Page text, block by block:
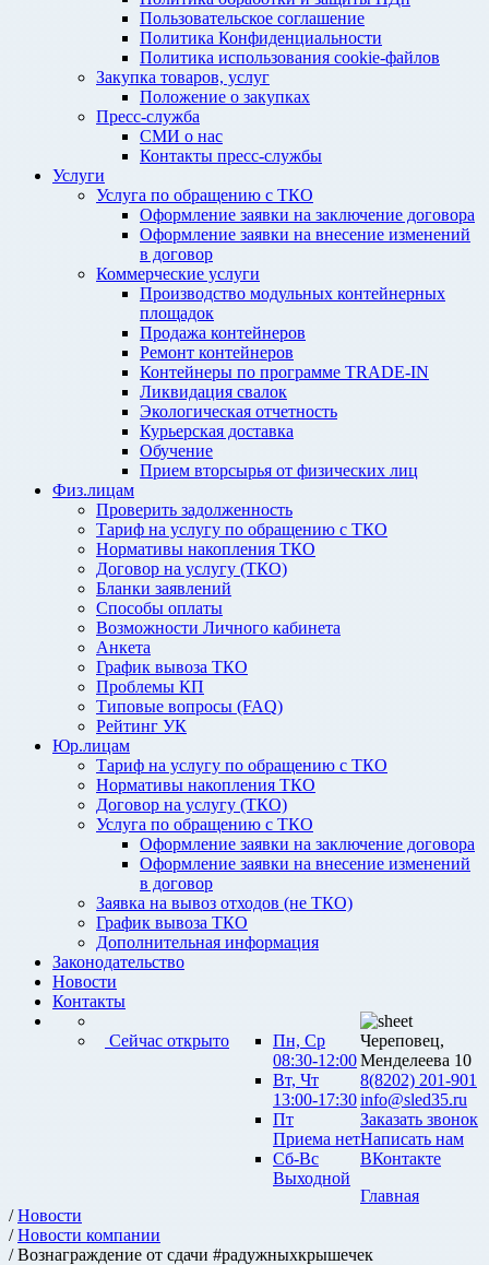
Пользовательское соглашение
Политика Конфиденциальности
Политика использования cookie-файлов
Закупка товаров, услуг
Положение о закупках
Пресс-служба
СМИ о нас
Контакты пресс-службы
Услуги
Услуга по обращению с ТКО
Оформление заявки на заключение договора
Оформление заявки на внесение изменений
в договор
Коммерческие услуги
Производство модульных контейнерных
площадок
Продажа контейнеров
Ремонт контейнеров
Контейнеры по программе TRADE-IN
Ликвидация свалок
Экологическая отчетность
Курьерская доставка
Обучение
Прием вторсырья от физических лиц
Физ.лицам
Проверить задолженность
Тариф на услугу по обращению с ТКО
Нормативы накопления ТКО
Договор на услугу (ТКО)
Бланки заявлений
Способы оплаты
Возможности Личного кабинета
Анкета
График вывоза ТКО
Проблемы КП
Типовые вопросы (FAQ)
Рейтинг УК
Юр.лицам
Тариф на услугу по обращению с ТКО
Нормативы накопления ТКО
Договор на услугу (ТКО)
Услуга по обращению с ТКО
Оформление заявки на заключение договора
Оформление заявки на внесение изменений
в договор
Заявка на вывоз отходов (не ТКО)
График вывоза ТКО
Дополнительная информация
Законодательство
Новости
Контакты
Сейчас открыто
Пн, Ср
08:30-12:00
Вт, Чт
13:00-17:30
Пт
Приема нет
Сб-Вс
Выходной
Череповец,
Менделеева 10
8(8202) 201-901
info@sled35.ru
Заказать звонок
Написать нам
ВКонтакте
Главная
/Новости
/Новости компании
/ Вознаграждение от сдачи #радужныхкрышечек